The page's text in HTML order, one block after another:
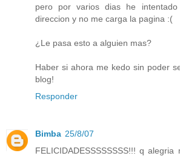
pero por varios dias he
direccion y no me carga la pagina :(
¿Le pasa esto a alguien mas?
Haber si ahora me kedo sin poder
blog!
Responder
Bimba 25/8/07
FELICIDADESSSSSSSS!!! q